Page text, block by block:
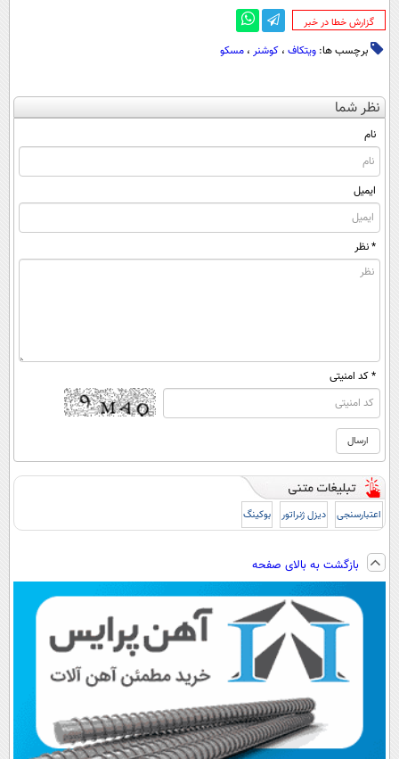
‌گزارش خطا در خبر
برچسب ها: ویتکاف ، کوشنر ، مسکو
نظر شما
نام
ایمیل
* نظر
* کد امنیتی
اعتبارسنجی دیزل ژنراتور بوکینگ
بازگشت به بالای صفحه